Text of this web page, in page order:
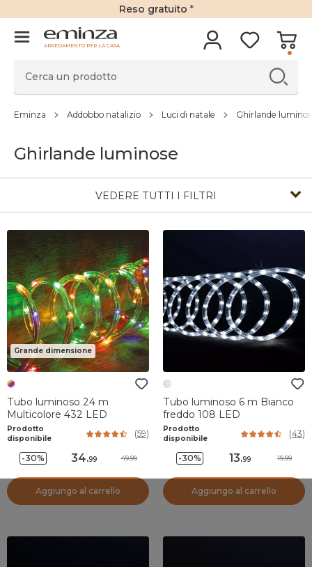
Reso gratuito *
ARREDAMENTO PER LA CASA
Eminza Addobbo natalizio Luci di natale Ghirlande
Ghirlande luminose
VEDERE TUTTI I FILTRI
Grande dimensione
Tubo luminoso 24 m
Multicolore 432 LED
Prodotto
disponibile
(59)
-30% 34.99 49.99
Aggiungo al carrello
Tubo luminoso 6 m Bianco
freddo 108 LED
Prodotto
disponibile
(43)
-30% 13.99 19.99
Aggiungo al carrello